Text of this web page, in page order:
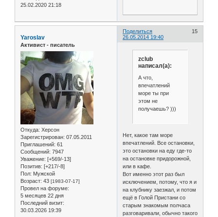
25.02.2020 21:18
Поделиться
15
26.05.2014 19:40
Yaroslav
Активист - писатель
Откуда: Херсон
Зарегистрирован: 07.05.2011
Приглашений: 61
Сообщений: 7947
Уважение: [+569/-13]
Позитив: [+217/-8]
Пол: Мужской
Возраст: 43 [1983-07-17]
Провел на форуме:
5 месяцев 22 дня
Последний визит:
30.03.2026 19:39
zclub
написал(а):
А что,
впечатлений
море ты при
этом не
получаешь? )))
Нет, какое там море
впечатлений. Все остановки,
это остановки на еду где-то
на остановке придорожной,
или в кафе.
Вот именно этот раз был
исключением, потому, что я и
на клубнику заезжал, и потом
ещё в Голой Пристани со
старым знакомым полчаса
разговаривали, обычно такого